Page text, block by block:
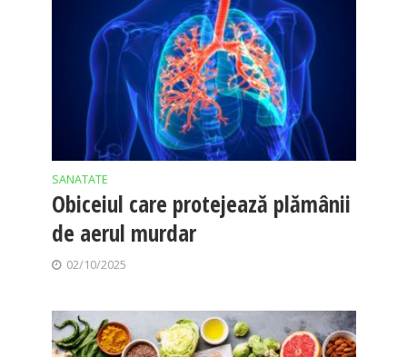
SANATATE
Obiceiul care protejează plămânii
de aerul murdar
02/10/2025